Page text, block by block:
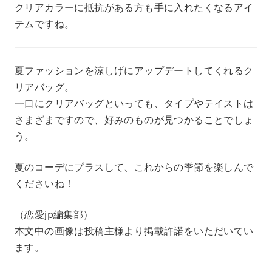
クリアカラーに抵抗がある方も手に入れたくなるアイ
テムですね。
夏ファッションを涼しげにアップデートしてくれるク
リアバッグ。
一口にクリアバッグといっても、タイプやテイストは
さまざまですので、好みのものが見つかることでしょ
う。
夏のコーデにプラスして、これからの季節を楽しんで
くださいね！
（恋愛jp編集部）
本文中の画像は投稿主様より掲載許諾をいただいてい
ます。